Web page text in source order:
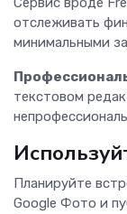
отслеживать
минимальными
текстовом
Планируйте
Google Фото и